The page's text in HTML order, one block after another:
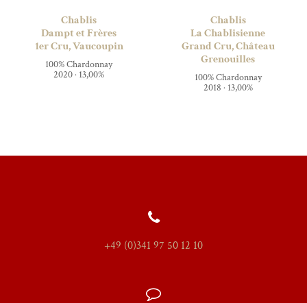
Chablis
Dampt et Frères
1er Cru, Vaucoupin
100% Chardonnay
2020 · 13,00%
Chablis
La Chablisienne
Grand Cru, Château
Grenouilles
100% Chardonnay
2018 · 13,00%
+49 (0)341 97 50 12 10